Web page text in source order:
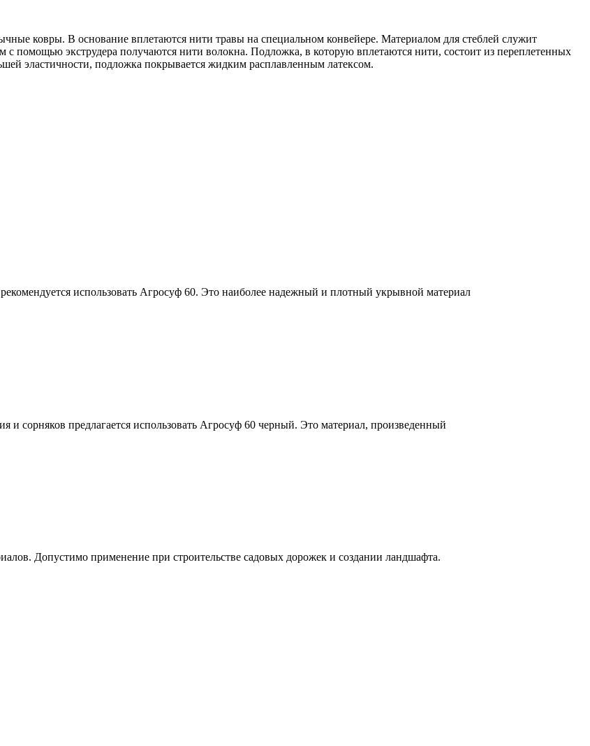
ковры. В основание вплетаются нити травы на специальном конвейере. Материалом для стеблей служит
помощью экструдера получаются нити волокна. Подложка, в которую вплетаются нити, состоит из переплетенных
эластичности, подложка покрывается жидким расплавленным латексом.
использовать Агросуф 60. Это наиболее надежный и плотный укрывной материал
сорняков предлагается использовать Агросуф 60 черный. Это материал, произведенный
Допустимо применение при строительстве садовых дорожек и создании ландшафта.